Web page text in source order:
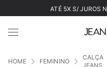
ATÉ 5X S/ JUROS
FEMININO
CALÇA
JEANS